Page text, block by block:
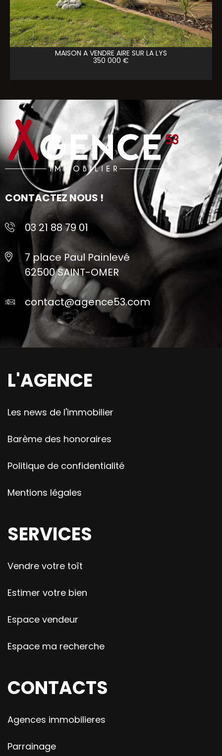
MAISON A VENDRE AIRE SUR LA LYS
350 000 €
CONTACTEZ NOUS !
03 21 88 79 01
7 place Paul Painlevé
62500 SAINT-OMER
contact@agence53.com
L'AGENCE
Les news de l'immobilier
Barème des honoraires
Politique de confidentialité
Mentions légales
SERVICES
Vendre votre toît
Estimer votre bien
Espace vendeur
Espace ma recherche
CONTACTS
Agences immobilieres
Parrainage